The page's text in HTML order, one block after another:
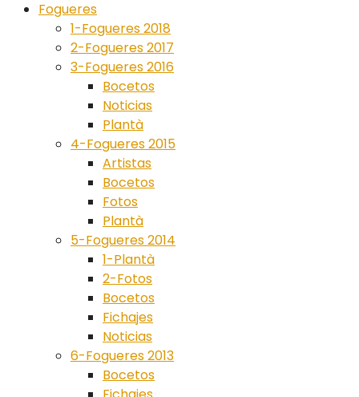
Fogueres
1-Fogueres 2018
2-Fogueres 2017
3-Fogueres 2016
Bocetos
Noticias
Plantà
4-Fogueres 2015
Artistas
Bocetos
Fotos
Plantà
5-Fogueres 2014
1-Plantà
2-Fotos
Bocetos
Fichajes
Noticias
6-Fogueres 2013
Bocetos